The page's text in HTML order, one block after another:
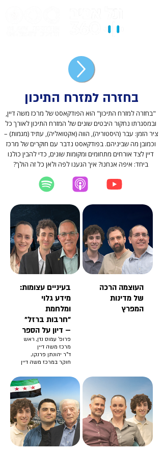
בחזרה למזרח התיכון
"בחזרה למזרח התיכון" הוא הפודקאסט של מרכז משה דיין,
ובמסגרתו נחקור היבטים שונים של המזרח התיכון לאורך כל
ציר הזמן: עבר (היסטוריה), הווה (אקטואליה), עתיד (מגמות) –
וכמובן מה שביניהם. בפודקאסט נדבר עם חוקרים של מרכז
דיין לצד אורחים מתחומים ומקומות שונים, כדי להבין כולנו
ביחד: איפה אנחנו? איך הגענו לפה ולאן כל זה הולך?
העוצמה הרכה
של מדינות
המפרץ
בעיניים עצומות:
מידע גלוי
ומלחמת
"חרבות ברזל"
– דיון על הספר
פרופ' עמוס נדן, ראש
מרכז משה דיין
ד"ר יהונתן פרנקו,
חוקר במרכז משה דיין